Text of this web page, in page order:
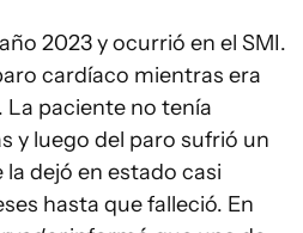
2023 y ocurrió en el SMI.
cardíaco mientras era
La paciente no tenía
y luego del paro sufrió un
dejó en estado casi
hasta que falleció. En